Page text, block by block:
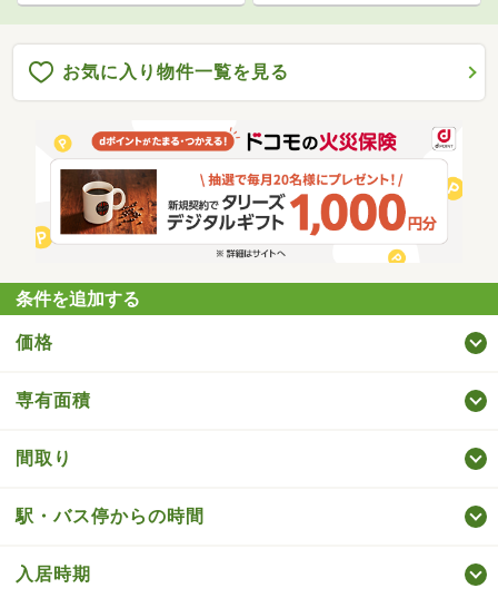
お気に入り物件一覧を見る
条件を追加する
価格
専有面積
間取り
駅・バス停からの時間
入居時期